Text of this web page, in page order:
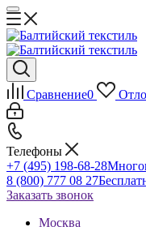
Сравнение0
Телефоны
+7 (495) 198-68-28
8 (800) 777 08 27
Заказать звонок
Москва